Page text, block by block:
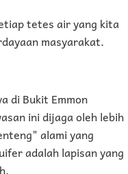
tetes air yang kita
masyarakat.
di Bukit Emmon
ini dijaga oleh lebih
alami yang
adalah lapisan yang